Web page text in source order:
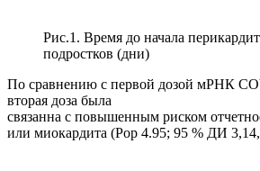
Рис.1. Время до начала
подростков (дни)
По сравнению с первой дозой мРНК
вторая доза была
связанна с повышенным риском
или миокардита (Рор 4.95; 95 % ДИ